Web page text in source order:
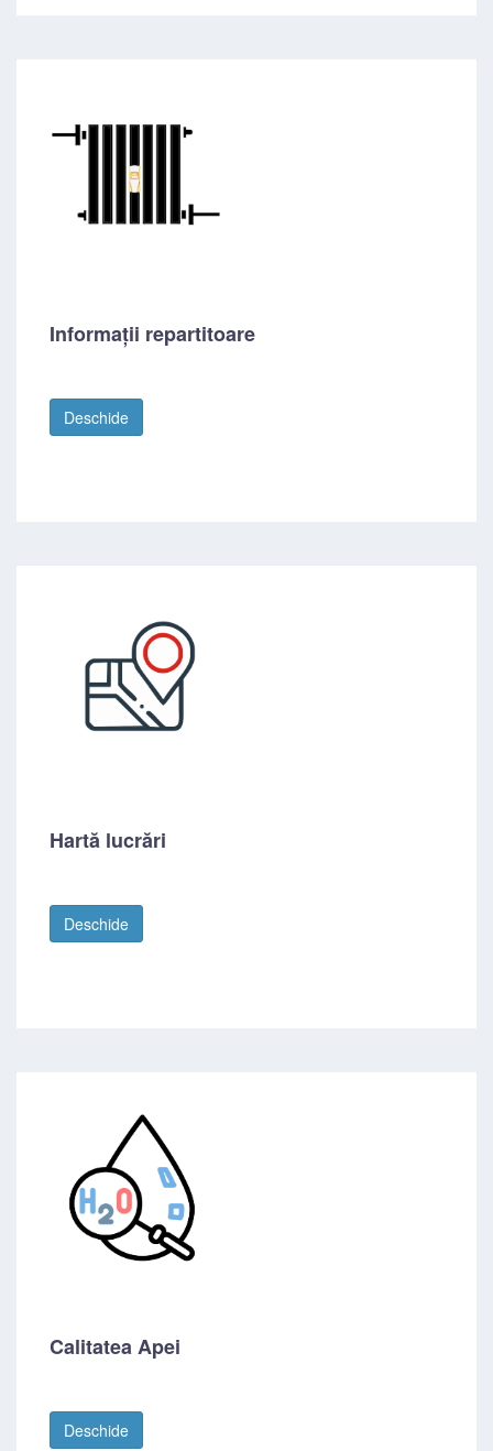
Informații repartitoare
Deschide
Hartă lucrări
Deschide
Calitatea Apei
Deschide